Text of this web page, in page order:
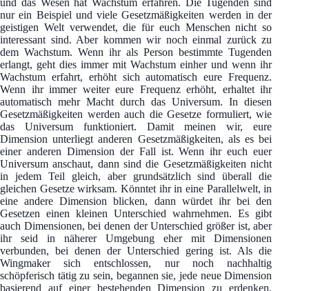
und das Wesen hat Wachstum erfahren. Die Tugenden sind
nur ein Beispiel und viele Gesetzmäßigkeiten werden in der
geistigen Welt verwendet, die für euch Menschen nicht so
interessant sind. Aber kommen wir noch einmal zurück zu
dem Wachstum. Wenn ihr als Person bestimmte Tugenden
erlangt, geht dies immer mit Wachstum einher und wenn ihr
Wachstum erfahrt, erhöht sich automatisch eure Frequenz.
Wenn ihr immer weiter eure Frequenz erhöht, erhaltet ihr
automatisch mehr Macht durch das Universum. In diesen
Gesetzmäßigkeiten werden auch die Gesetze formuliert, wie
das Universum funktioniert. Damit meinen wir, eure
Dimension unterliegt anderen Gesetzmäßigkeiten, als es bei
einer anderen Dimension der Fall ist. Wenn ihr euch euer
Universum anschaut, dann sind die Gesetzmäßigkeiten nicht
in jedem Teil gleich, aber grundsätzlich sind überall die
gleichen Gesetze wirksam. Könntet ihr in eine Parallelwelt, in
eine andere Dimension blicken, dann würdet ihr bei den
Gesetzen einen kleinen Unterschied wahrnehmen. Es gibt
auch Dimensionen, bei denen der Unterschied größer ist, aber
ihr seid in näherer Umgebung eher mit Dimensionen
verbunden, bei denen der Unterschied gering ist. Als die
Wingmaker sich entschlossen, nur noch nachhaltig
schöpferisch tätig zu sein, begannen sie, jede neue Dimension
basierend auf einer bestehenden Dimension zu erdenken,